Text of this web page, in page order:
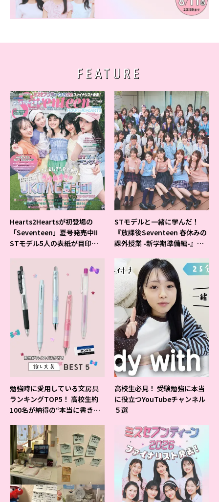
FEATURE
Hearts2Heartsが初登場の
「Seventeen」夏号発売中!!
STモデル5人の表紙が目印だ
STモデルと一緒に学んだ！
『放課後Seventeen 春休みの
課外授業 -新学期準備編-』イ
勉強時に愛用している文房具
ランキングTOP5！ 高校生約
100名が納得の“本当に書きや
高校生必見！ 受験勉強に本当
に役立つYouTubeチャンネル
５選